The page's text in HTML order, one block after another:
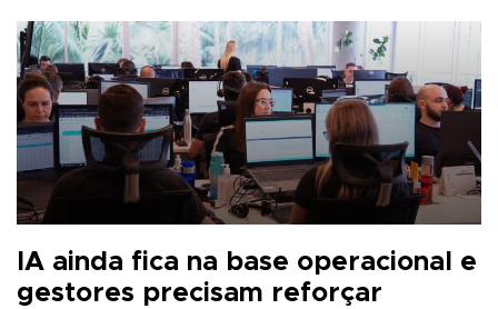
IA ainda fica na base operacional e
gestores precisam reforçar